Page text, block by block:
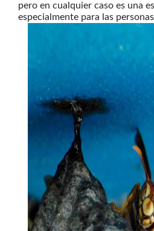
pero en cualquier caso es una
especialmente para las